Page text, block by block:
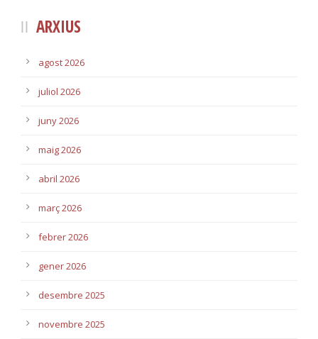
ARXIUS
agost 2026
juliol 2026
juny 2026
maig 2026
abril 2026
març 2026
febrer 2026
gener 2026
desembre 2025
novembre 2025